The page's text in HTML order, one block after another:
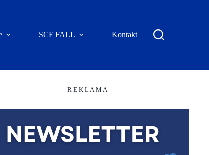
SCF FALL Kontakt
R E K L A M A